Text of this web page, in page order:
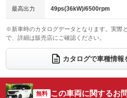
チップアップシート
：装備なし
：装備なし
ウォークスルー
：装備なし
電動リアゲート
：装備なし
サイドカメラ
：装備なし
最高出力 49ps(36kW)/6500rpm
※新車時のカタログデータとなります。実際
で、詳細は販売店にご確認ください。
カタログで車種情報
無料 この車両に関するお